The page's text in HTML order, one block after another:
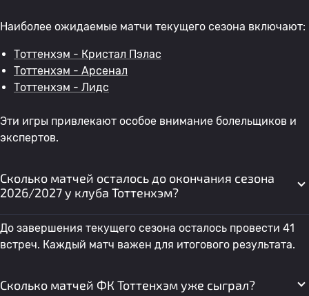
Наиболее ожидаемые матчи текущего сезона включают:
Тоттенхэм - Кристал Пэлас
Тоттенхэм - Арсенал
Тоттенхэм - Лидс
Эти игры привлекают особое внимание болельщиков и
экспертов.
Сколько матчей осталось до окончания сезона
2026/2027 у клуба Тоттенхэм?
До завершения текущего сезона осталось провести 41
встреч. Каждый матч важен для итогового результата.
Сколько матчей ФК Тоттенхэм уже сыграл?